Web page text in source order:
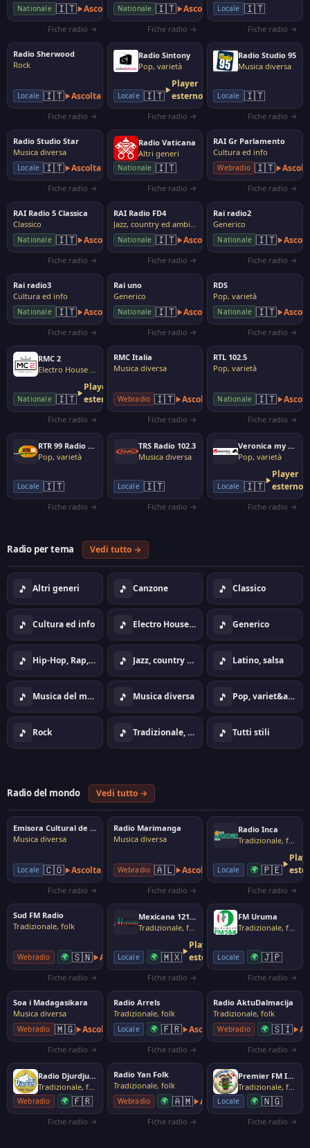
Nationale 🇮🇹 Ascolta
Fiche radio →
Nationale 🇮🇹 Ascolta
Fiche radio →
Locale 🇮🇹
Fiche radio →
Radio Sherwood
Rock
Locale 🇮🇹 Ascolta
Fiche radio →
Radio Sintony
Pop, varietà
Locale 🇮🇹
Player
esterno
Fiche radio →
Radio Studio 95
Musica diversa
Locale 🇮🇹
Fiche radio →
Radio Studio Star
Musica diversa
Locale 🇮🇹 Ascolta
Fiche radio →
Radio Vaticana
Altri generi
Nationale 🇮🇹
Fiche radio →
RAI Gr Parlamento
Cultura ed info
Webradio 🇮🇹
Fiche radio →
RAI Radio 5 Classica
Classico
Nationale 🇮🇹 Ascolta
Fiche radio →
RAI Radio FD4
Jazz, country ed ambito
Nationale 🇮🇹 Ascolta
Fiche radio →
Rai radio2
Generico
Nationale 🇮🇹
Fiche radio →
Rai radio3
Cultura ed info
Nationale 🇮🇹 Ascolta
Fiche radio →
Rai uno
Generico
Nationale 🇮🇹 Ascolta
Fiche radio →
RDS
Pop, varietà
Nationale 🇮🇹
Fiche radio →
RMC 2
Electro House Dance
Nationale 🇮🇹
Player
esterno
Fiche radio →
RMC Italia
Musica diversa
Webradio 🇮🇹 Ascolta
Fiche radio →
RTL 102.5
Pop, varietà
Nationale 🇮🇹
Fiche radio →
RTR 99 Radio ti ricordi
Pop, varietà
Locale 🇮🇹
Fiche radio →
TRS Radio 102.3
Musica diversa
Locale 🇮🇹
Fiche radio →
Veronica my Radio
Pop, varietà
Locale 🇮🇹
Player
esterno
Fiche radio →
Radio per tema Vedi tutto →
🎵 Altri generi 🎵 Canzone 🎵 Classico
🎵 Cultura ed info 🎵 Electro House Dance 🎵 Generico
🎵 Hip-Hop, Rap, Urban 🎵 Jazz, country ed ambito 🎵 Latino, salsa
🎵 Musica del mondo 🎵 Musica diversa 🎵 Pop, variet&agrave;
🎵 Rock 🎵 Tradizionale, folk 🎵 Tutti stili
Radio del mondo Vedi tutto →
Emisora Cultural de Pereira
Musica diversa
Locale 🇨🇴 Ascolta
Fiche radio →
Radio Marimanga
Musica diversa
Webradio 🇦🇱 Ascolta
Fiche radio →
Radio Inca
Tradizionale, folk
Locale 🌍 🇵🇪
Fiche radio →
Sud FM Radio
Tradizionale, folk
Webradio 🌍 🇸🇳 Ascolta
Fiche radio →
Mexicana 1210 AM
Tradizionale, folk
Locale 🌍 🇲🇽
Player
esterno
Fiche radio →
FM Uruma
Tradizionale, folk
Locale 🌍 🇯🇵
Fiche radio →
Soa i Madagasikara
Musica diversa
Webradio 🇲🇬 Ascolta
Fiche radio →
Radio Arrels
Tradizionale, folk
Locale 🌍 🇫🇷 Ascolta
Fiche radio →
Radio AktuDalmacija
Tradizionale, folk
Webradio 🌍 🇸🇮
Fiche radio →
Radio Djurdjura
Tradizionale, folk
Webradio 🌍 🇫🇷
Fiche radio →
Radio Yan Folk
Tradizionale, folk
Webradio 🌍 🇦🇲 Ascolta
Fiche radio →
Premier FM Ibadan - 93.5
Tradizionale, folk
Locale 🌍 🇳🇬
Fiche radio →